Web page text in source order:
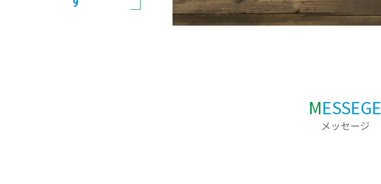
MESSEGE
メッセージ